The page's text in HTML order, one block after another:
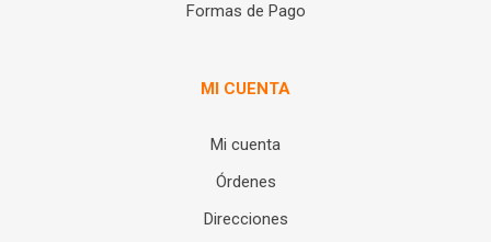
Formas de Pago
MI CUENTA
Mi cuenta
Órdenes
Direcciones